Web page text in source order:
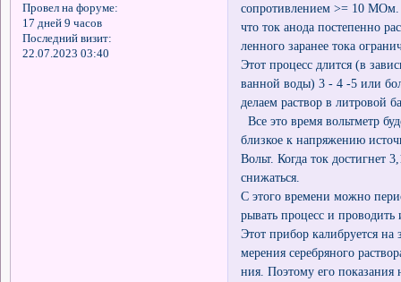
Провел на форуме:
17 дней 9 часов
Последний визит:
22.07.2023 03:40
сопротивлением >= 10
что ток анода постепенно
ленного заранее тока
Этот процесс длится (в
ванной воды) 3 - 4 -5 или
делаем раствор в литровой
Все это время вольтметр
близкое к напряжению
Вольт. Когда ток достигнет
снижаться.
С этого времени можно
рывать процесс и
Этот прибор калибруется на
мерения серебряного
ния. Поэтому его